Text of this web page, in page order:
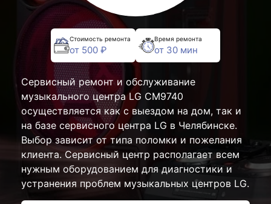
Стоимость ремонта
от 500 ₽
Время ремонта
от 30 мин
Сервисный ремонт и обслуживание
музыкального центра LG CM9740
осуществляется как с выездом на дом, так и
на базе сервисного центра LG в Челябинске.
Выбор зависит от типа поломки и пожелания
клиента. Сервисный центр располагает всем
нужным оборудованием для диагностики и
устранения проблем музыкальных центров LG.